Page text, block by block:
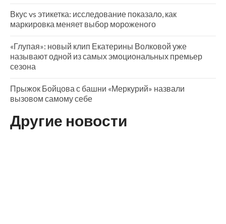
Вкус vs этикетка: исследование показало, как
маркировка меняет выбор мороженого
«Глупая»: новый клип Екатерины Волковой уже
называют одной из самых эмоциональных премьер
сезона
Прыжок Бойцова с башни «Меркурий» назвали
вызовом самому себе
Другие новости